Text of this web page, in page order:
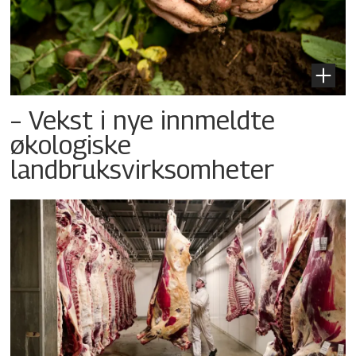
– Vekst i nye innmeldte
økologiske
landbruksvirksomheter